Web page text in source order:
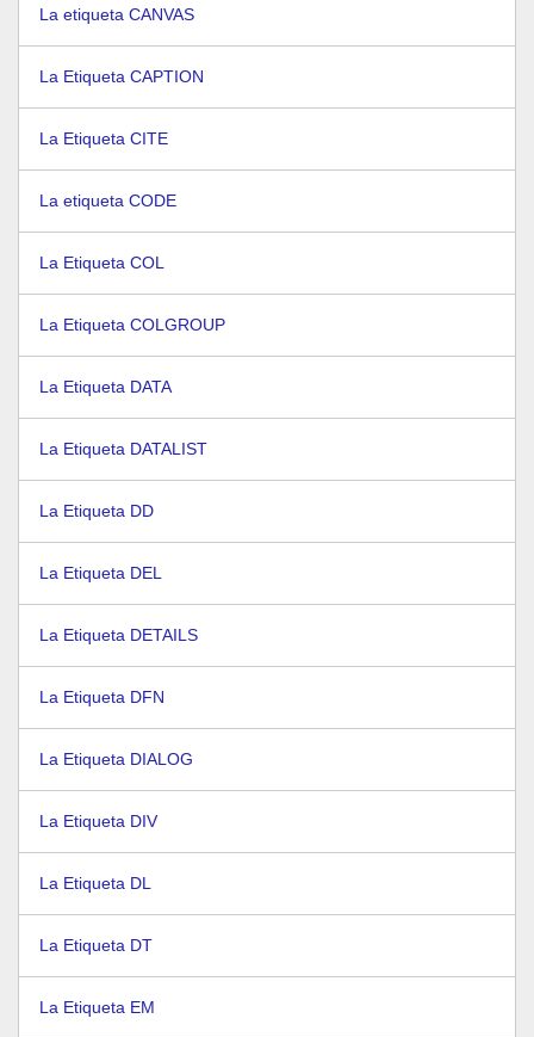
La etiqueta CANVAS
La Etiqueta CAPTION
La Etiqueta CITE
La etiqueta CODE
La Etiqueta COL
La Etiqueta COLGROUP
La Etiqueta DATA
La Etiqueta DATALIST
La Etiqueta DD
La Etiqueta DEL
La Etiqueta DETAILS
La Etiqueta DFN
La Etiqueta DIALOG
La Etiqueta DIV
La Etiqueta DL
La Etiqueta DT
La Etiqueta EM